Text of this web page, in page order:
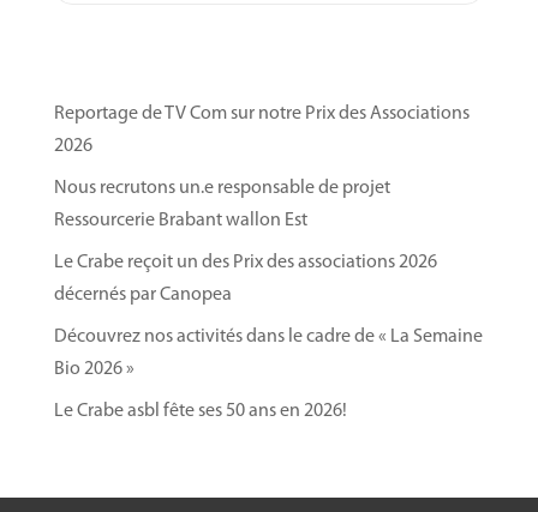
Reportage de TV Com sur notre Prix des Associations
2026
Nous recrutons un.e responsable de projet
Ressourcerie Brabant wallon Est
Le Crabe reçoit un des Prix des associations 2026
décernés par Canopea
Découvrez nos activités dans le cadre de « La Semaine
Bio 2026 »
Le Crabe asbl fête ses 50 ans en 2026!